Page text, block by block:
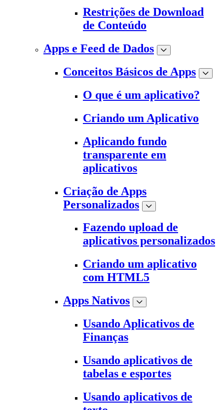
Restrições de Download
de Conteúdo
Apps e Feed de Dados
Conceitos Básicos de Apps
O que é um aplicativo?
Criando um Aplicativo
Aplicando fundo
transparente em
aplicativos
Criação de Apps
Personalizados
Fazendo upload de
aplicativos personalizados
Criando um aplicativo
com HTML5
Apps Nativos
Usando Aplicativos de
Finanças
Usando aplicativos de
tabelas e esportes
Usando aplicativos de